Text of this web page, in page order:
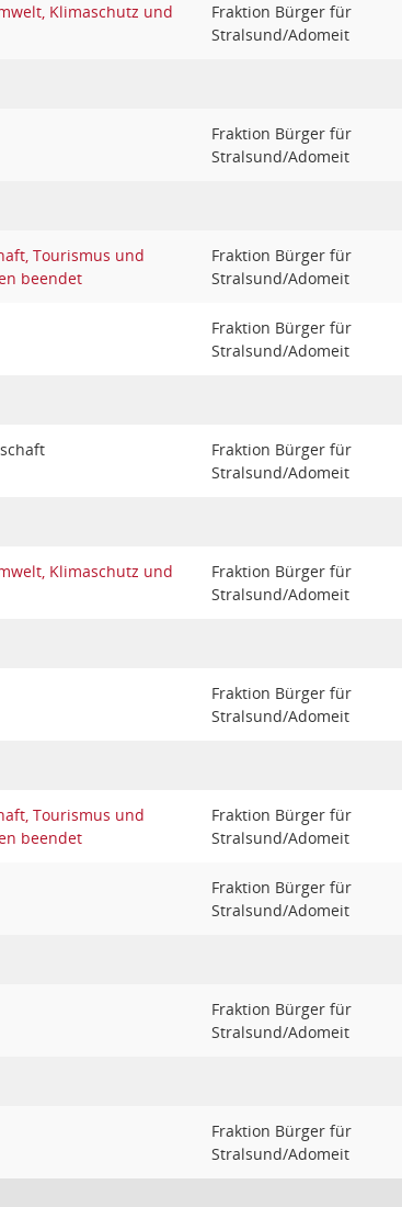
Klimaschutz und
Fraktion Bürger für
Stralsund/Adomeit
Fraktion Bürger für
Stralsund/Adomeit
Tourismus und
beendet
Fraktion Bürger für
Stralsund/Adomeit
Fraktion Bürger für
Stralsund/Adomeit
Fraktion Bürger für
Stralsund/Adomeit
Klimaschutz und
Fraktion Bürger für
Stralsund/Adomeit
Fraktion Bürger für
Stralsund/Adomeit
Tourismus und
beendet
Fraktion Bürger für
Stralsund/Adomeit
Fraktion Bürger für
Stralsund/Adomeit
Fraktion Bürger für
Stralsund/Adomeit
Fraktion Bürger für
Stralsund/Adomeit